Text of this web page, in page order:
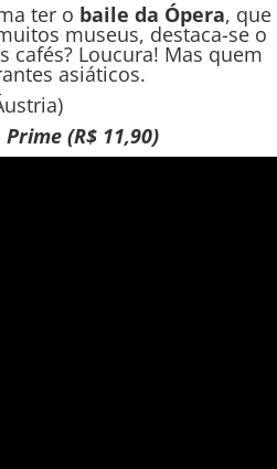
ter o baile da Ópera, que
museus, destaca-se o
cafés? Loucura! Mas quem
asiáticos.
(R$ 11,90)